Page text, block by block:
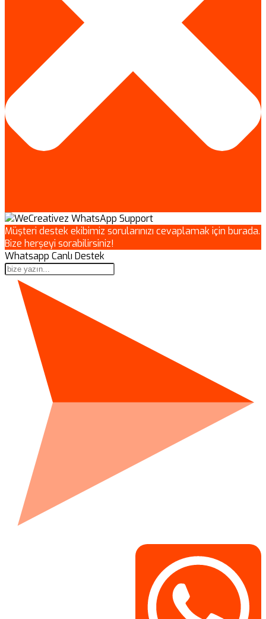
Müşteri destek ekibimiz sorularınızı cevaplamak için burada.
Bize herşeyi sorabilirsiniz!
Whatsapp Canlı Destek